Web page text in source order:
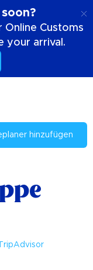
Online Customs
your arrival.
& Attraktionen
hinzufügen